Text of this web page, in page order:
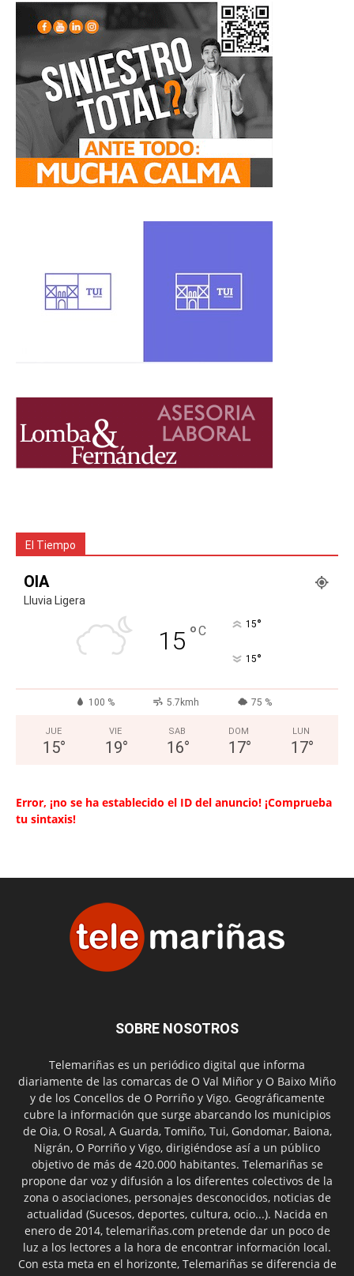
El Tiempo
OIA
Lluvia Ligera
15 °C 15°
15°
100 % 5.7kmh 75 %
JUE
15°
VIE
19°
SAB
16°
DOM
17°
LUN
17°
Error, ¡no se ha establecido el ID del anuncio! ¡Comprueba
tu sintaxis!
SOBRE NOSOTROS
Telemariñas es un periódico digital que informa
diariamente de las comarcas de O Val Miñor y O Baixo Miño
y de los Concellos de O Porriño y Vigo. Geográficamente
cubre la información que surge abarcando los municipios
de Oia, O Rosal, A Guarda, Tomiño, Tui, Gondomar, Baiona,
Nigrán, O Porriño y Vigo, dirigiéndose así a un público
objetivo de más de 420.000 habitantes. Telemariñas se
propone dar voz y difusión a los diferentes colectivos de la
zona o asociaciones, personajes desconocidos, noticias de
actualidad (Sucesos, deportes, cultura, ocio...). Nacida en
enero de 2014, telemariñas.com pretende dar un poco de
luz a los lectores a la hora de encontrar información local.
Con esta meta en el horizonte, Telemariñas se diferencia de